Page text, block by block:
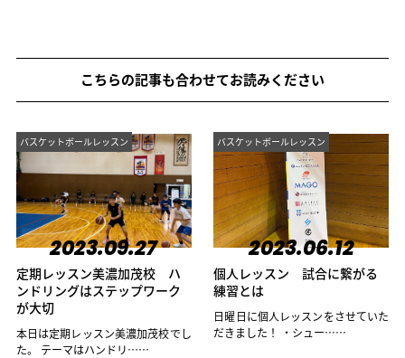
こちらの記事も合わせてお読みください
バスケットボールレッスン
2023.09.27
定期レッスン美濃加茂校 ハ
ンドリングはステップワーク
が大切
本日は定期レッスン美濃加茂校でし
た。 テーマはハンドリ……
バスケットボールレッスン
2023.06.12
個人レッスン 試合に繋がる
練習とは
日曜日に個人レッスンをさせていた
だきました！ ・シュー……